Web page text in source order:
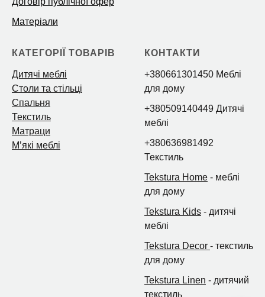
Матеріали
КАТЕГОРІЇ ТОВАРІВ
Дитячі меблі
Столи та стільці
Спальня
Текстиль
Матраци
Мʼякі меблі
КОНТАКТИ
+380661301450 Меблі
для дому
+380509140449 Дитячі
меблі
+380636981492
Текстиль
Tekstura Home - меблі
для дому
Tekstura Kids - дитячі
меблі
Tekstura Decor - текстиль
для дому
Tekstura Linen - дитячий
текстиль